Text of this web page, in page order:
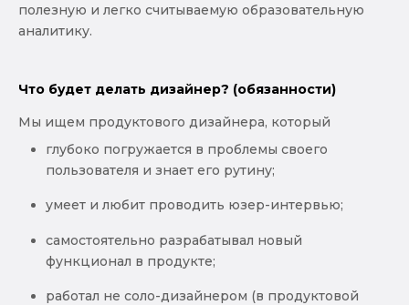
полезную и легко считываемую образовательную
аналитику.
Что будет делать дизайнер? (обязанности)
Мы ищем продуктового дизайнера, который
глубоко погружается в проблемы своего
пользователя и знает его рутину;
умеет и любит проводить юзер-интервью;
самостоятельно разрабатывал новый
функционал в продукте;
работал не соло-дизайнером (в продуктовой